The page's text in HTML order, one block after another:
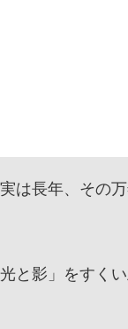
は長年、その
と影」をすく